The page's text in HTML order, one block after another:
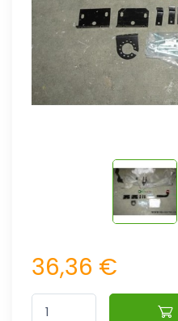
36,36 €